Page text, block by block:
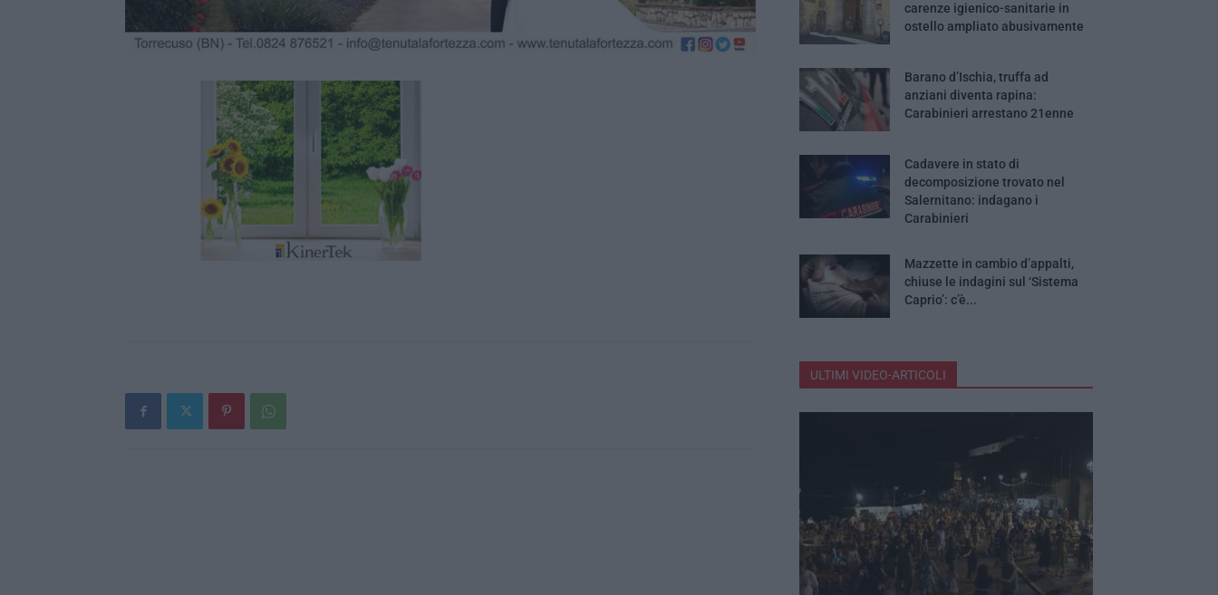
carenze igienico-sanitarie in
ostello ampliato abusivamente
Barano d’Ischia, truffa ad
anziani diventa rapina:
Carabinieri arrestano 21enne
Cadavere in stato di
decomposizione trovato nel
Salernitano: indagano i
Carabinieri
Mazzette in cambio d’appalti,
chiuse le indagini sul ‘Sistema
Caprio’: c’è...
ULTIMI VIDEO-ARTICOLI